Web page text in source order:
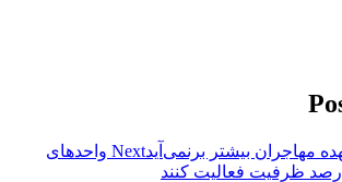
مهاجران بیشتر برنمی‌آیدNext واحدهای